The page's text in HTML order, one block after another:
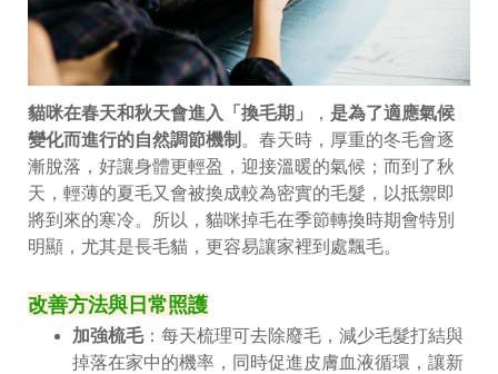
貓咪在春天和秋天會進入「換毛期」 ， 是為了適應氣候
變化而進行的自然調節機制 。春天時，厚重的冬毛會逐
漸脫落，好讓身體更輕盈，迎接溫暖的氣候；而到了秋
天，輕薄的夏毛又會被換成較為密實的毛髮，以抵禦即
將到來的寒冷。所以，貓咪掉毛在季節轉換時期會特別
明顯，尤其是長毛貓，更容易讓家裡到處飄毛。
改善方法與日常照護
加強梳毛：每天梳理可去除廢毛，減少毛髮打結與
掉落在家中的機率，同時促進皮膚血液循環，讓新